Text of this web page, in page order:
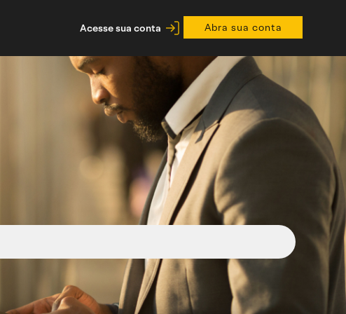
Acesse sua conta Abra sua conta